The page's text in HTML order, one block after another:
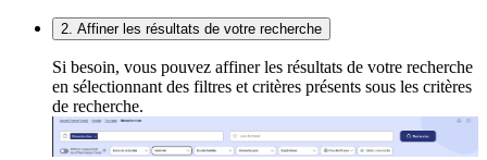
2. Affiner les résultats de votre recherche
Si besoin, vous pouvez affiner les résultats de votre recherche
en sélectionnant des filtres et critères présents sous les critères
de recherche.